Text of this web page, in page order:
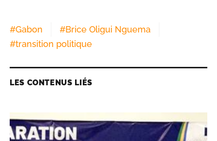
#Gabon #Brice Oligui Nguema
#transition politique
LES CONTENUS LIÉS